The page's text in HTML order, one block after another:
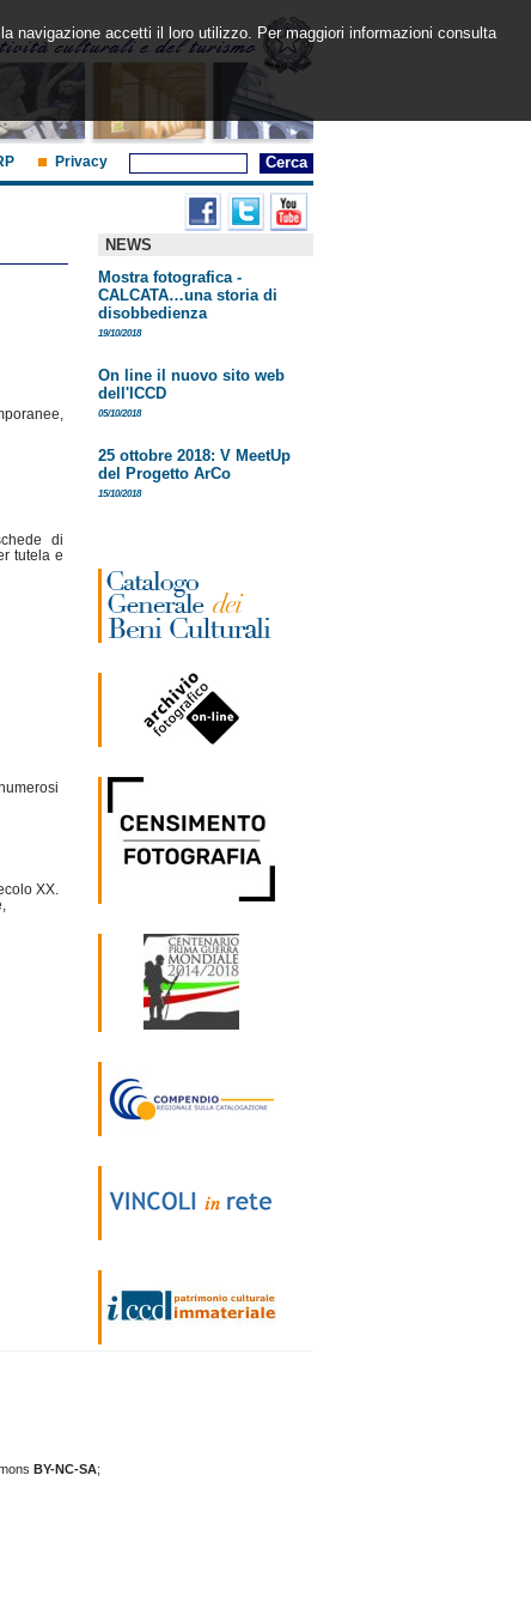
navigazione accetti il loro utilizzo. Per maggiori informazioni consulta
Privacy
NEWS
Mostra fotografica -
CALCATA…una storia di
disobbedienza
19/10/2018
On line il nuovo sito web
dell'ICCD
05/10/2018
25 ottobre 2018: V MeetUp
del Progetto ArCo
15/10/2018
di
tutela e
XX.
BY-NC-SA;